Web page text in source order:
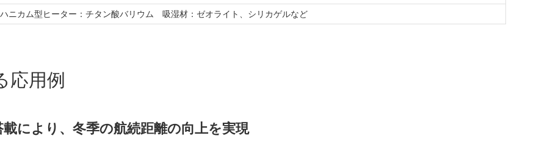
ハニカム型ヒーター：チタン酸バリウム 吸湿材：ゼオライト、シリカゲルなど
応用例
により、冬季の航続距離の向上を実現